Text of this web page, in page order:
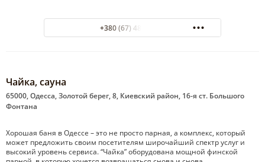
+380 (67) 48 41 908
Чайка, сауна
65000, Одесса, Золотой берег, 8, Киевский район, 16-я ст. Большого
Фонтана
Хорошая баня в Одессе – это не просто парная, а комплекс, который
может предложить своим посетителям широчайший спектр услуг и
высокий уровень сервиса. “Чайка” оборудована мощной финской